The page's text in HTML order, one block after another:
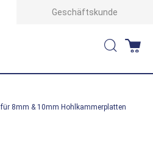
Geschäftskunde
Suche
8mm & 10mm Hohlkammerplatten